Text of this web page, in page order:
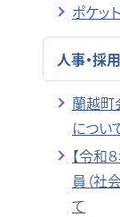
ポケッ
人事・採用
蘭越町
につい
【令和
員（社
て